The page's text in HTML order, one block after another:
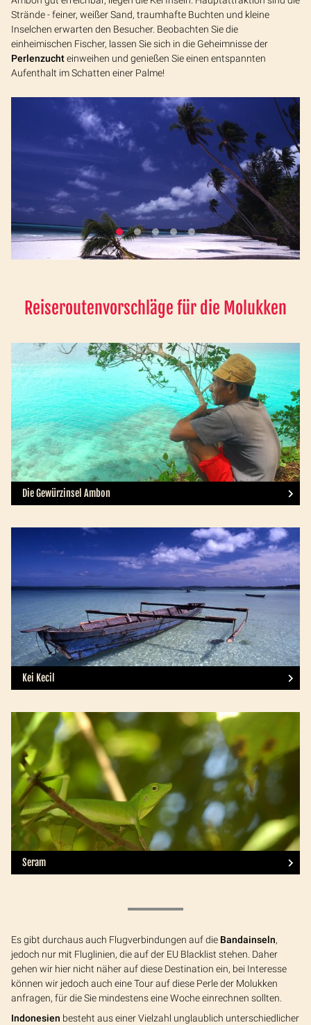
Strände - feiner, weißer Sand, traumhafte Buchten und kleine
Inselchen erwarten den Besucher. Beobachten Sie die
einheimischen Fischer, lassen Sie sich in die Geheimnisse der
Perlenzuchteinweihen und genießen Sie einen entspannten
Aufenthalt im Schatten einer Palme!
Reiseroutenvorschläge für die Molukken
Die Gewürzinsel Ambon
Kei Kecil
Seram
Es gibt durchaus auch Flugverbindungen auf die Bandainseln,
jedoch nur mit Fluglinien, die auf der EU Blacklist stehen. Daher
gehen wir hier nicht näher auf diese Destination ein, bei Interesse
können wir jedoch auch eine Tour auf diese Perle der Molukken
anfragen, für die Sie mindestens eine Woche einrechnen sollten.
Indonesien besteht aus einer Vielzahl unglaublich unterschiedlicher